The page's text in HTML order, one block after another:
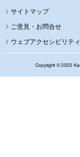
サイトマップ
ウェブアクセシビリテ
Copyright © 2020